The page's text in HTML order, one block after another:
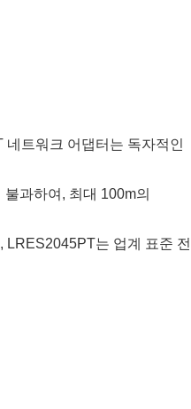
트워크 어댑터는 독자적인
과하여, 최대 100m의
LRES2045PT는 업계 표준 전